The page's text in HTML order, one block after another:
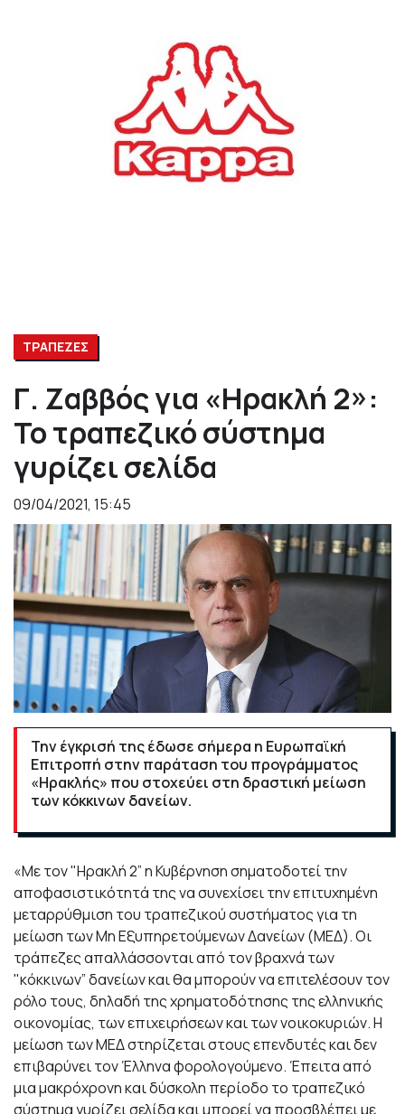
ΤΡΑΠΕΖΕΣ
Γ. Ζαββός για «Ηρακλή 2»:
Το τραπεζικό σύστημα
γυρίζει σελίδα
09/04/2021, 15:45
Την έγκρισή της έδωσε σήμερα η Ευρωπαϊκή
Επιτροπή στην παράταση του προγράμματος
«Ηρακλής» που στοχεύει στη δραστική μείωση
των κόκκινων δανείων.
«Με τον "Ηρακλή 2” η Κυβέρνηση σηματοδοτεί την
αποφασιστικότητά της να συνεχίσει την επιτυχημένη
μεταρρύθμιση του τραπεζικού συστήματος για τη
μείωση των Μη Εξυπηρετούμενων Δανείων (ΜΕΔ). Οι
τράπεζες απαλλάσσονται από τον βραχνά των
"κόκκινων” δανείων και θα μπορούν να επιτελέσουν τον
ρόλο τους, δηλαδή της χρηματοδότησης της ελληνικής
οικονομίας, των επιχειρήσεων και των νοικοκυριών. Η
μείωση των ΜΕΔ στηρίζεται στους επενδυτές και δεν
επιβαρύνει τον Έλληνα φορολογούμενο. Έπειτα από
μια μακρόχρονη και δύσκολη περίοδο το τραπεζικό
σύστημα γυρίζει σελίδα και μπορεί να προσβλέπει με